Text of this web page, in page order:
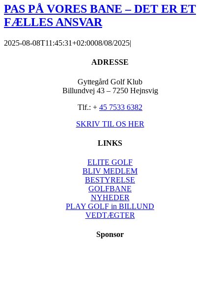
PAS PÅ VORES BANE – DET ER ET
FÆLLES ANSVAR
2025-08-08T11:45:31+02:0008/08/2025|
ADRESSE
Gyttegård Golf Klub
Billundvej 43 – 7250 Hejnsvig
Tlf.: + 45 7533 6382
SKRIV TIL OS HER
LINKS
ELITE GOLF
BLIV MEDLEM
BESTYRELSE
GOLFBANE
NYHEDER
PLAY GOLF in BILLUND
VEDTÆGTER
Sponsor